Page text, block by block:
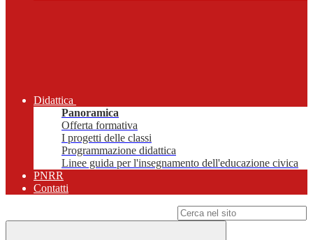
Didattica
Panoramica
Offerta formativa
I progetti delle classi
Programmazione didattica
Linee guida per l'insegnamento dell'educazione civica
PNRR
Contatti